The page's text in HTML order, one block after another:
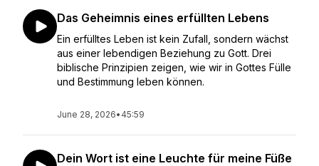
Das Geheimnis eines erfüllten Lebens
Ein erfülltes Leben ist kein Zufall, sondern wächst
aus einer lebendigen Beziehung zu Gott. Drei
biblische Prinzipien zeigen, wie wir in Gottes Fülle
und Bestimmung leben können.
June 28, 2026• 45:59
Dein Wort ist eine Leuchte für meine Füße